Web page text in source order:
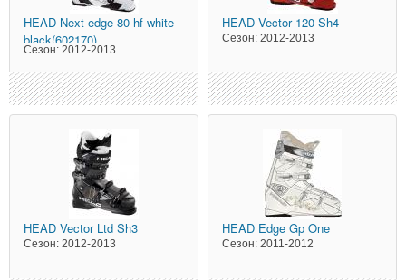
HEAD Next edge 80 hf white-
black(602170)
Сезон: 2012-2013
HEAD Vector 120 Sh4
Сезон: 2012-2013
HEAD Vector Ltd Sh3
Сезон: 2012-2013
HEAD Edge Gp One
Сезон: 2011-2012